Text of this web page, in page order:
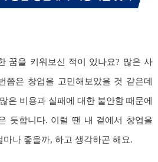
꿈을 키워보신 적이 있나요? 많은 사
쯤은 창업을 고민해보았을 것 같은데
은 비용과 실패에 대한 불안함 때문에
듯합니다. 이럴 땐 내 곁에서 창업을
나 좋을까, 하고 생각하곤 해요.